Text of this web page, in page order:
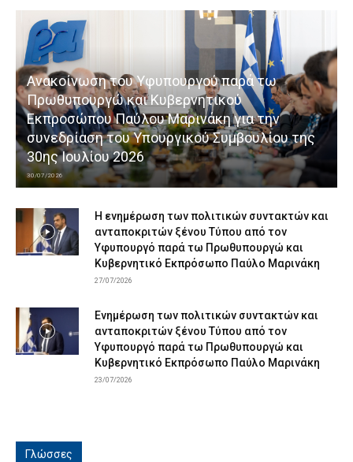
Ανακοίνωση του Υφυπουργού παρά τω
Πρωθυπουργώ και Κυβερνητικού
Εκπροσώπου Παύλου Μαρινάκη για την
συνεδρίαση του Υπουργικού Συμβουλίου της
30ης Ιουλίου 2026
30/07/2026
Η ενημέρωση των πολιτικών συντακτών και
ανταποκριτών ξένου Τύπου από τον
Υφυπουργό παρά τω Πρωθυπουργώ και
Κυβερνητικό Εκπρόσωπο Παύλο Μαρινάκη
27/07/2026
Ενημέρωση των πολιτικών συντακτών και
ανταποκριτών ξένου Τύπου από τον
Υφυπουργό παρά τω Πρωθυπουργώ και
Κυβερνητικό Εκπρόσωπο Παύλο Μαρινάκη
23/07/2026
Γλώσσες